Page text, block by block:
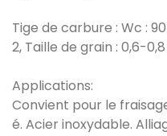
Tige de carbure : Wc : 90
2, Taille de grain : 0,6-
Applications:
Convient pour le
é. Acier inoxydable.